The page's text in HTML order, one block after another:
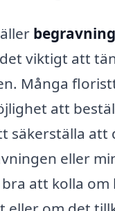
viktigt att
Många
att
säkerställa att
eller
att kolla om